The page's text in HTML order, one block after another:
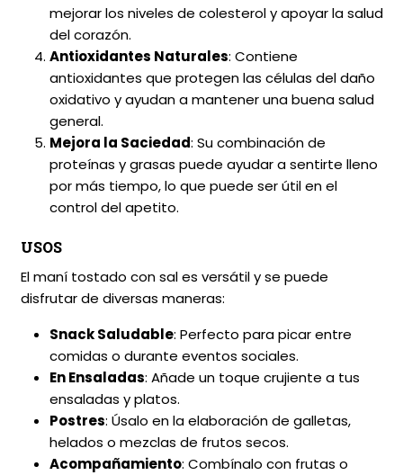
mejorar los niveles de colesterol y apoyar la salud
del corazón.
Antioxidantes Naturales: Contiene
antioxidantes que protegen las células del daño
oxidativo y ayudan a mantener una buena salud
general.
Mejora la Saciedad: Su combinación de
proteínas y grasas puede ayudar a sentirte lleno
por más tiempo, lo que puede ser útil en el
control del apetito.
USOS
El maní tostado con sal es versátil y se puede
disfrutar de diversas maneras:
Snack Saludable: Perfecto para picar entre
comidas o durante eventos sociales.
En Ensaladas: Añade un toque crujiente a tus
ensaladas y platos.
Postres: Úsalo en la elaboración de galletas,
helados o mezclas de frutos secos.
Acompañamiento: Combínalo con frutas o